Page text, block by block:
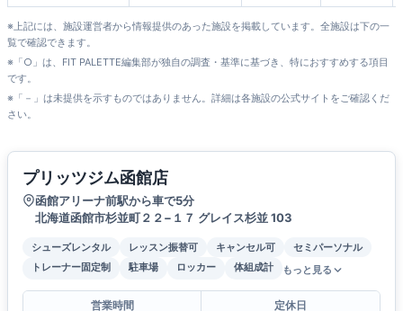
※上記には、施設運営者から情報提供のあった施設を掲載しています。全施設は下の一
覧で確認できます。
※「○」は、FIT PALETTE編集部が独自の調査・基準に基づき、特におすすめする項目
です。
※「－」は未提供を示すものではありません。詳細は各施設の公式サイトをご確認くだ
さい。
プリッツジム函館店
函館アリーナ前駅から車で5分
北海道函館市杉並町２２−１７ グレイス杉並 103
シューズレンタル レッスン振替可 キャンセル可
セミパーソナル
トレーナー固定制
駐車場 ロッカー 体組成計 もっと見る
営業時間
定休日